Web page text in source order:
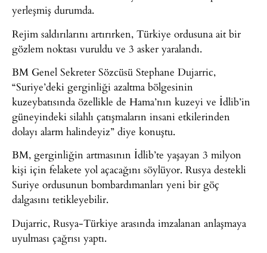
yerleşmiş durumda.
Rejim saldırılarını artırırken, Türkiye ordusuna ait bir
gözlem noktası vuruldu ve 3 asker yaralandı.
BM Genel Sekreter Sözcüsü Stephane Dujarric,
“Suriye’deki gerginliği azaltma bölgesinin
kuzeybatısında özellikle de Hama’nın kuzeyi ve İdlib’in
güneyindeki silahlı çatışmaların insani etkilerinden
dolayı alarm halindeyiz” diye konuştu.
BM, gerginliğin artmasının İdlib’te yaşayan 3 milyon
kişi için felakete yol açacağını söylüyor. Rusya destekli
Suriye ordusunun bombardımanları yeni bir göç
dalgasını tetikleyebilir.
Dujarric, Rusya-Türkiye arasında imzalanan anlaşmaya
uyulması çağrısı yaptı.